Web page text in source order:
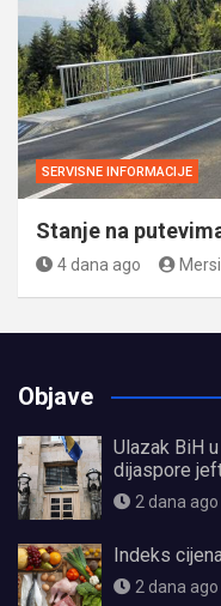
SERVISNE INFORMACIJE
Stanje na
4 dana ago
Objave
Ulazak BiH
dijaspore
2 dana ago
Indeks
2 dana ago